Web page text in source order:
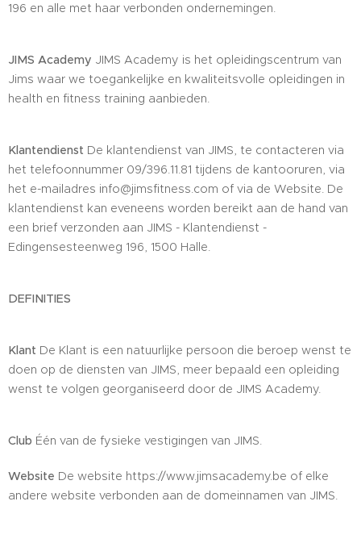
196 en alle met haar verbonden ondernemingen.
JIMS Academy JIMS Academy is het opleidingscentrum van
Jims waar we toegankelijke en kwaliteitsvolle opleidingen in
health en fitness training aanbieden.
Klantendienst De klantendienst van JIMS, te contacteren via
het telefoonnummer 09/396.11.81 tijdens de kantooruren, via
het e-mailadres info@jimsfitness.com of via de Website. De
klantendienst kan eveneens worden bereikt aan de hand van
een brief verzonden aan JIMS - Klantendienst -
Edingensesteenweg 196, 1500 Halle.
DEFINITIES
Klant De Klant is een natuurlijke persoon die beroep wenst te
doen op de diensten van JIMS, meer bepaald een opleiding
wenst te volgen georganiseerd door de JIMS Academy.
Club Één van de fysieke vestigingen van JIMS.
Website De website https://www.jimsacademy.be of elke
andere website verbonden aan de domeinnamen van JIMS.